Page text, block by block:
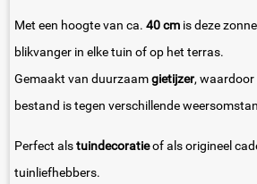
Met een hoogte van ca. 40 cm is deze
blikvanger in elke tuin of op het terras.
Gemaakt van duurzaamgietijzer, waardoor
bestand is tegen verschillende
Perfect alstuindecoratieof als origineel
tuinliefhebbers.